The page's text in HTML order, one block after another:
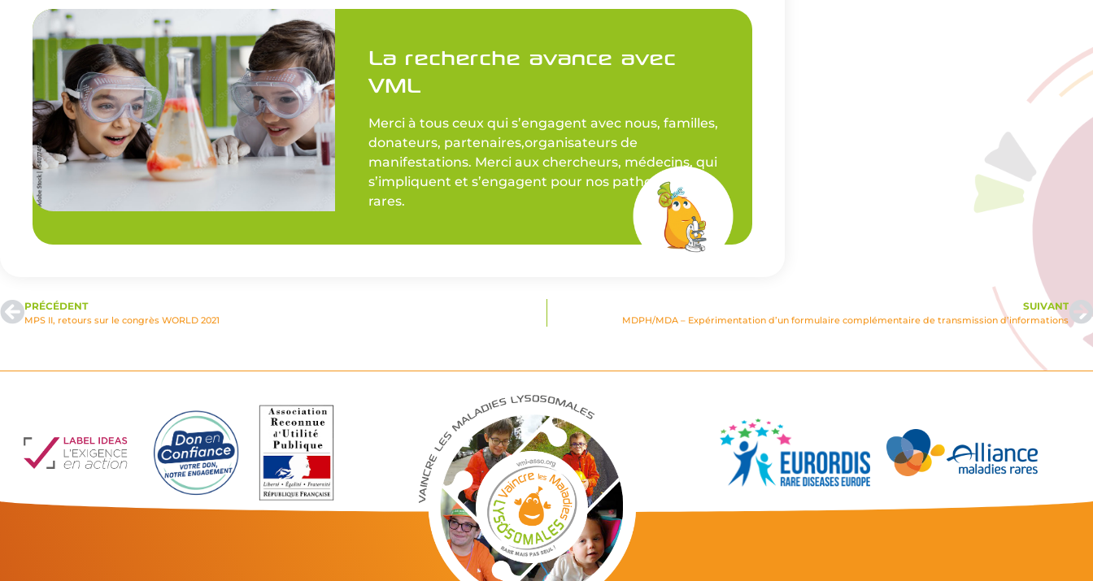
La recherche avance avec
VML
Merci à tous ceux qui s’engagent avec nous, familles,
donateurs, partenaires,organisateurs de
manifestations. Merci aux chercheurs, médecins, qui
s’impliquent et s’engagent pour nos pathologies
rares.
PRÉCÉDENT
MPS II, retours sur le congrès WORLD 2021
SUIVANT
MDPH/MDA – Expérimentation d’un formulaire complémentaire de transmission d’informations